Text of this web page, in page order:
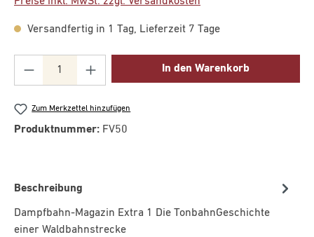
Versandfertig in 1 Tag, Lieferzeit 7 Tage
Produkt Anzahl: Gib den gewünschten Wert
In den Warenkorb
Zum Merkzettel hinzufügen
Produktnummer: FV50
Beschreibung
Dampfbahn-Magazin Extra 1 Die TonbahnGeschichte
einer Waldbahnstrecke